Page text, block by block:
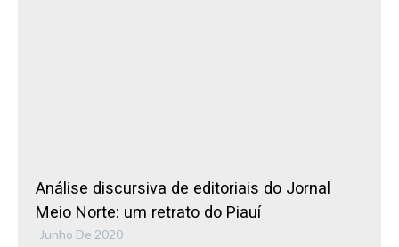
Análise discursiva de editoriais do Jornal
Meio Norte: um retrato do Piauí
Junho De 2020